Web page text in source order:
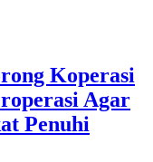
Koperasi
Agar
Penuhi